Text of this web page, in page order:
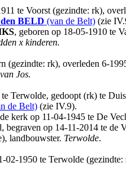
te Voorst (gezindte: rk),
BELD (van de Belt) (zie
, geboren op 18-05-1910 te
x kinderen.
(gezindte: rk), overleden 6-
Jos.
Terwolde, gedoopt (rk) te
de Belt) (zie IV.9).
kerk op 11-04-1945 te De
op 14-11-2014 te de
landbouwster. Terwolde.
02-1950 te Terwolde